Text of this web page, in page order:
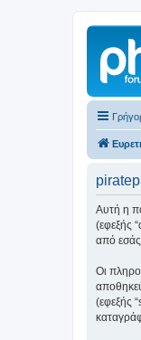
Αυτή η
(εφεξής
από εσάς
Οι
(εφεξής